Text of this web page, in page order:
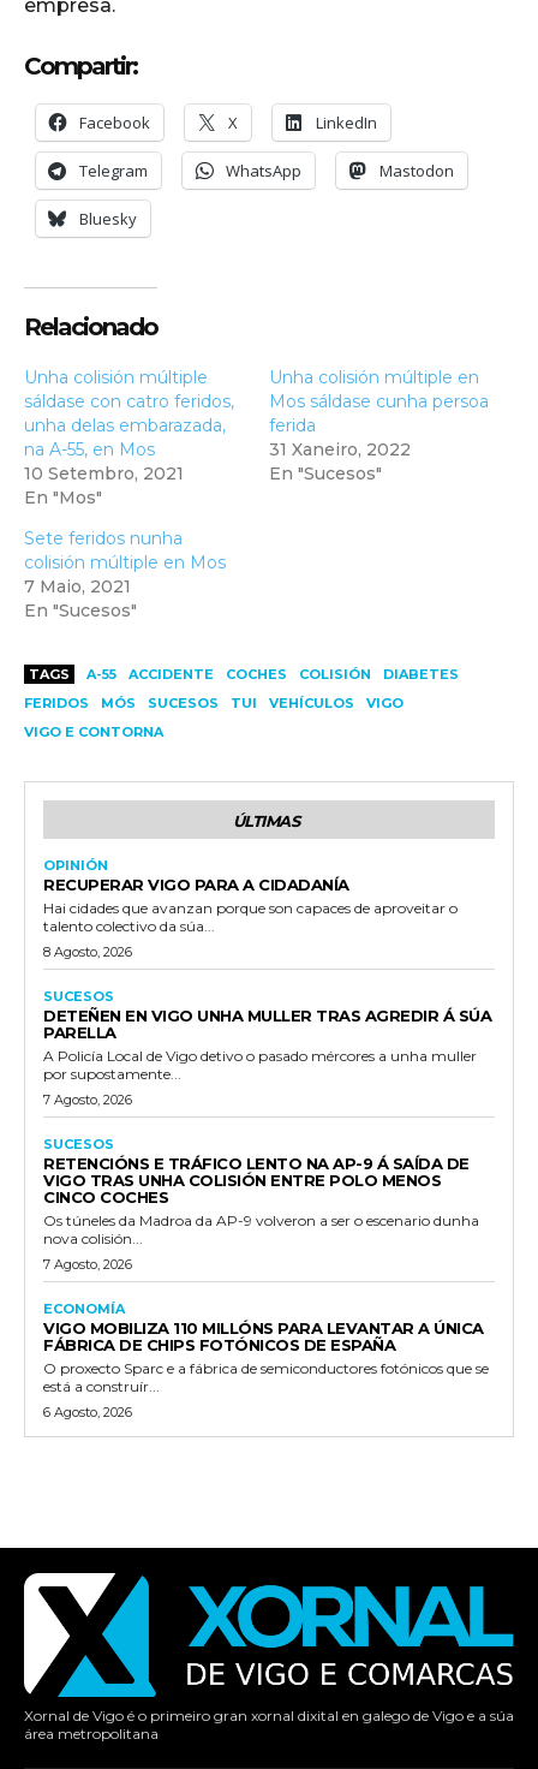
empresa.
Compartir:
Facebook X LinkedIn
Telegram WhatsApp Mastodon
Bluesky
Relacionado
Unha colisión múltiple
sáldase con catro feridos,
unha delas embarazada,
na A-55, en Mos
10 Setembro, 2021
En "Mos"
Unha colisión múltiple en
Mos sáldase cunha persoa
ferida
31 Xaneiro, 2022
En "Sucesos"
Sete feridos nunha
colisión múltiple en Mos
7 Maio, 2021
En "Sucesos"
TAGS A-55 ACCIDENTE COCHES COLISIÓN
DIABETES
FERIDOS
MÓS SUCESOS TUI VEHÍCULOS
VIGO
VIGO E CONTORNA
ÚLTIMAS
OPINIÓN
RECUPERAR VIGO PARA A CIDADANÍA
Hai cidades que avanzan porque son capaces de aproveitar o
talento colectivo da súa...
8 Agosto, 2026
SUCESOS
DETEÑEN EN VIGO UNHA MULLER TRAS AGREDIR Á SÚA
PARELLA
A Policía Local de Vigo detivo o pasado mércores a unha muller
por supostamente...
7 Agosto, 2026
SUCESOS
RETENCIÓNS E TRÁFICO LENTO NA AP-9 Á SAÍDA DE
VIGO TRAS UNHA COLISIÓN ENTRE POLO MENOS
CINCO COCHES
Os túneles da Madroa da AP-9 volveron a ser o escenario dunha
nova colisión...
7 Agosto, 2026
ECONOMÍA
VIGO MOBILIZA 110 MILLÓNS PARA LEVANTAR A ÚNICA
FÁBRICA DE CHIPS FOTÓNICOS DE ESPAÑA
O proxecto Sparc e a fábrica de semiconductores fotónicos que se
está a construír...
6 Agosto, 2026
Xornal de Vigo é o primeiro gran xornal dixital en galego de Vigo e a súa
área metropolitana